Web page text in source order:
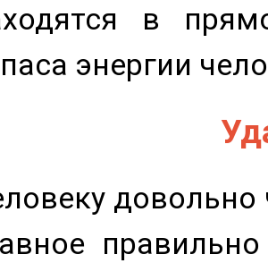
в
энергии
довольно